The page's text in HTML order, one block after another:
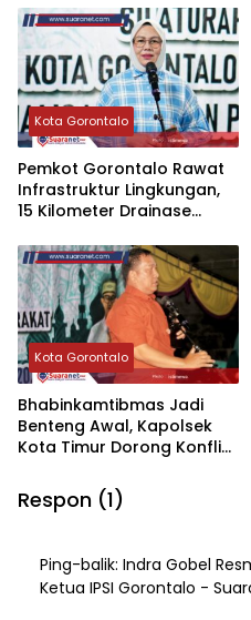
Kota Gorontalo
Pemkot Gorontalo Rawat
Infrastruktur Lingkungan,
15 Kilometer Drainase
Kota Gorontalo
Bhabinkamtibmas Jadi
Benteng Awal, Kapolsek
Kota Timur Dorong Konflik
Kelurahan
Respon (1)
Ping-balik: Indra Gobel
Ketua IPSI Gorontalo‎‎ -